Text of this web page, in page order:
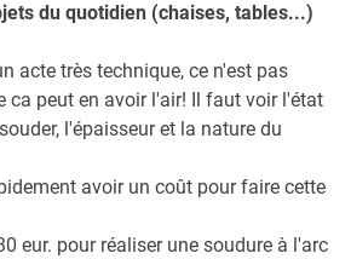
du quotidien (chaises, tables...)
acte très technique, ce n'est pas
ca peut en avoir l'air! Il faut voir l'état
l'épaisseur et la nature du
avoir un coût pour faire cette
eur. pour réaliser une soudure à l'arc